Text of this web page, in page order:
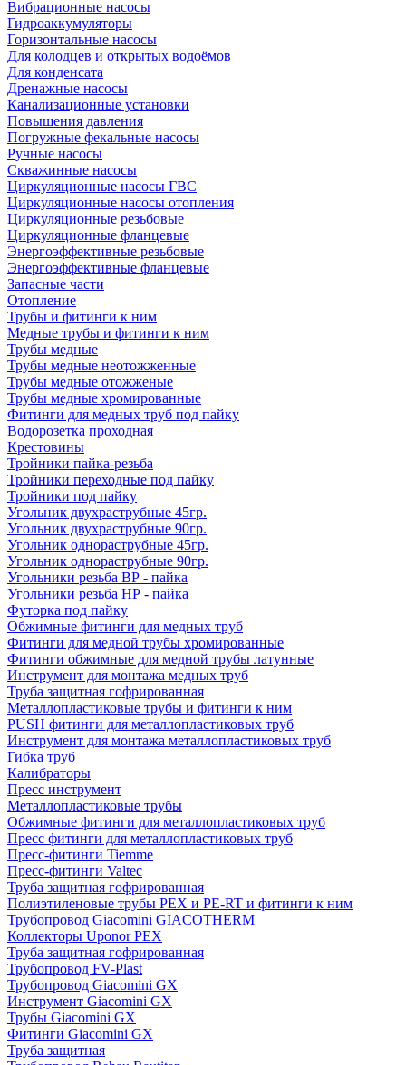
Вибрационные насосы
Гидроаккумуляторы
Горизонтальные насосы
Для колодцев и открытых водоёмов
Для конденсата
Дренажные насосы
Канализационные установки
Повышения давления
Погружные фекальные насосы
Ручные насосы
Скважинные насосы
Циркуляционные насосы ГВС
Циркуляционные насосы отопления
Циркуляционные резьбовые
Циркуляционные фланцевые
Энергоэффективные резьбовые
Энергоэффективные фланцевые
Запасные части
Отопление
Трубы и фитинги к ним
Медные трубы и фитинги к ним
Трубы медные
Трубы медные неотожженные
Трубы медные отожженые
Трубы медные хромированные
Фитинги для медных труб под пайку
Водорозетка проходная
Крестовины
Тройники пайка-резьба
Тройники переходные под пайку
Тройники под пайку
Угольник двухраструбные 45гр.
Угольник двухраструбные 90гр.
Угольник однораструбные 45гр.
Угольник однораструбные 90гр.
Угольники резьба ВР - пайка
Угольники резьба НР - пайка
Футорка под пайку
Обжимные фитинги для медных труб
Фитинги для медной трубы хромированные
Фитинги обжимные для медной трубы латунные
Инструмент для монтажа медных труб
Труба защитная гофрированная
Металлопластиковые трубы и фитинги к ним
PUSH фитинги для металлопластиковых труб
Инструмент для монтажа металлопластиковых труб
Гибка труб
Калибраторы
Пресс инструмент
Металлопластиковые трубы
Обжимные фитинги для металлопластиковых труб
Пресс фитинги для металлопластиковых труб
Пресс-фитинги Tiemme
Пресс-фитинги Valtec
Труба защитная гофрированная
Полиэтиленовые трубы PEX и PE-RT и фитинги к ним
Трубопровод Giacomini GIACOTHERM
Коллекторы Uponor PEX
Труба защитная гофрированная
Трубопровод FV-Plast
Трубопровод Giacomini GX
Инструмент Giacomini GX
Трубы Giacomini GX
Фитинги Giacomini GX
Труба защитная